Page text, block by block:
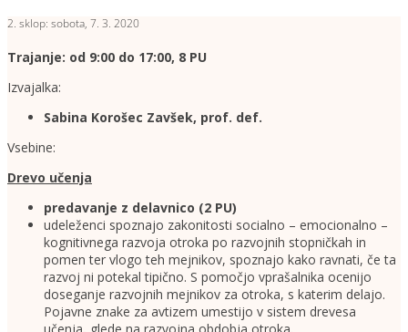
2. sklop: sobota, 7. 3. 2020
Trajanje: od 9:00 do 17:00, 8 PU
Izvajalka:
Sabina Korošec Zavšek, prof. def.
Vsebine:
Drevo učenja
predavanje z delavnico (2 PU)
udeleženci spoznajo zakonitosti socialno – emocionalno –
kognitivnega razvoja otroka po razvojnih stopničkah in
pomen ter vlogo teh mejnikov, spoznajo kako ravnati, če ta
razvoj ni potekal tipično. S pomočjo vprašalnika ocenijo
doseganje razvojnih mejnikov za otroka, s katerim delajo.
Pojavne znake za avtizem umestijo v sistem drevesa